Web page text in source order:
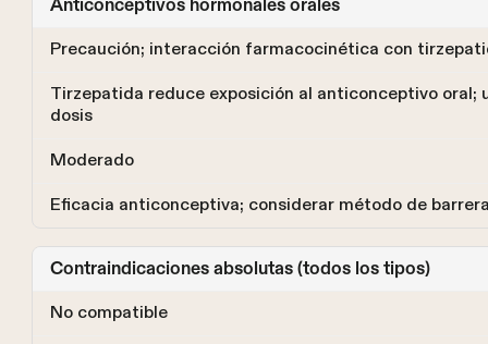
Anticonceptivos hormonales orales
Precaución; interacción farmacocinética con
Tirzepatida reduce exposición al anticonceptivo
dosis
Moderado
Eficacia anticonceptiva; considerar método de
Contraindicaciones absolutas (todos los tipos)
No compatible